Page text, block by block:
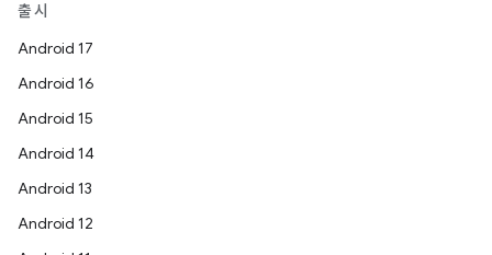
출시
Android 17
Android 16
Android 15
Android 14
Android 13
Android 12